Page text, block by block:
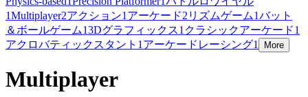
1Multiplayer2アクション1 アーケード2 リズムゲーム1バット
＆ボールゲーム13Dグラフィックス1 クラシックアーケード1
アクロバティックスタント 1 アーケードレーシング1 More
Multiplayer